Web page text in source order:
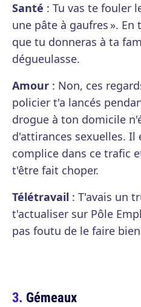
Santé : Tu vas te fouler
une pâte à gaufres ».
que tu donneras à ta
dégueulasse.
Amour : Non, ces
policier t'a lancés
drogue à ton domicile
d'attirances sexuelles.
complice dans ce trafic
t'être fait choper.
Télétravail : T'avais un
t'actualiser sur Pôle
pas foutu de le faire
Gémeaux